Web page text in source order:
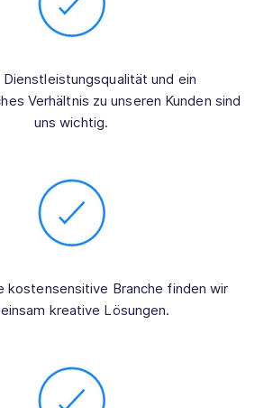
und ein
Verhältnis zu unseren Kunden sind
uns wichtig.
kostensensitive Branche finden wir
kreative Lösungen.